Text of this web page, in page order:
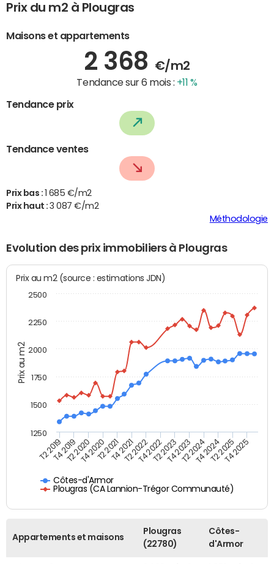
Prix du m2 à Plougras
Maisons et appartements
2 368 €/m2
Tendance sur 6 mois : +11 %
Tendance prix
Tendance ventes
Prix bas :
1 685 €/m2
Prix haut :3 087 €/m2
Méthodologie
Evolution des prix immobiliers à Plougras
Prix au m2
Prix au m2 (source : estimations JDN)
Côtes-d'Armor
Plougras (CA Lannion-Trégor Communauté)
T2 2019T4 2019T2 2020T4 2020T2 2021T4 2021T2 2022T4 2022T2 2023T4 2023T2 2024T4 2024T2 2025T4 2025
1250
1500
1750
2000
2250
2500
Appartements et maisons
Plougras
(22780)
Côtes-
d'Armor